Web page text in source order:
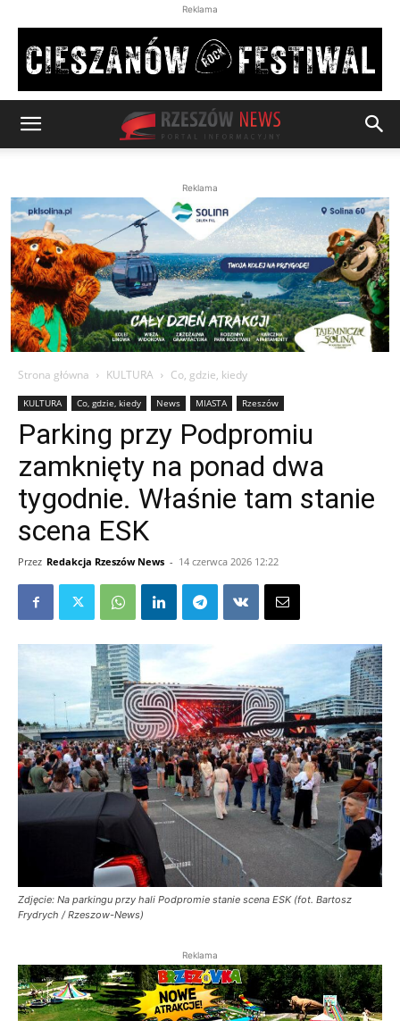
Reklama
Reklama
Strona główna KULTURA Co, gdzie, kiedy
KULTURA Co, gdzie, kiedy News MIASTA Rzeszów
Parking przy Podpromiu
zamknięty na ponad dwa
tygodnie. Właśnie tam stanie
scena ESK
Przez Redakcja Rzeszów News - 14 czerwca 2026 12:22
Zdjęcie: Na parkingu przy hali Podpromie stanie scena ESK (fot. Bartosz
Frydrych / Rzeszow-News)
Reklama